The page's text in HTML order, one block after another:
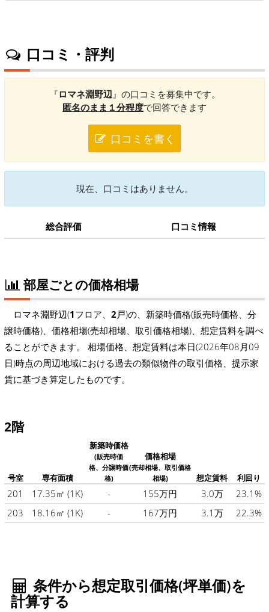
口コミ・評判
『ロマネ淵野辺 』の口コミを募集中です。
匿名のまま１分程度で回答できます
口コミを書く
現在、口コミはありません。
総合評価 口コミ情報
部屋ごとの価格相場
ロマネ淵野辺(1フロア、 2戸)の、新築時価格(販売時価格、分
譲時価格)、価格相場(売却相場、取引価格相場)、想定賃料を調べ
ることができます。 相場価格、想定賃料は本日(2026年08月09
日)時点の周辺地域における過去の類似物件の取引価格、提示家
賃に基づき算定したものです。
2階
号室 専有面積
新築時価格
(販売時価
格、分譲時価
格)
価格相場
(売却相場、取引価格
相場)
想定賃料 利回り
201 17.35㎡ (1K) - 155万円 3.0万
23.1%
203
18.16㎡ (1K) - 167万円 3.1万 22.3%
条件から想定取引価格(坪単価)を
計算する